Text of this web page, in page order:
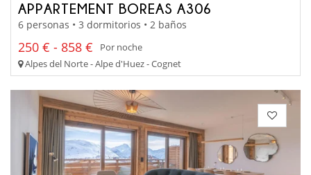
APPARTEMENT BOREAS A306
6 personas • 3 dormitorios • 2 baños
250 € - 858 €
Por noche
Alpes del Norte - Alpe d'Huez - Cognet